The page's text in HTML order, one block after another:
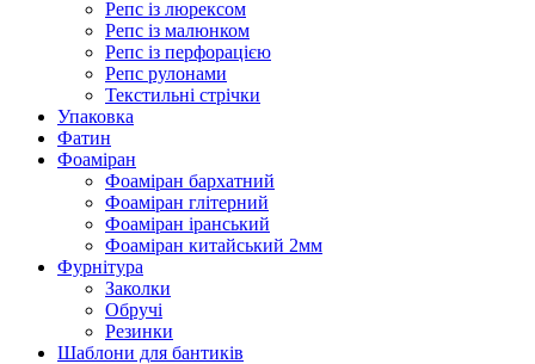
Репс із люрексом
Репс із малюнком
Репс із перфорацією
Репс рулонами
Текстильні стрічки
Упаковка
Фатин
Фоаміран
Фоаміран бархатний
Фоаміран глітерний
Фоаміран іранський
Фоаміран китайський 2мм
Фурнітура
Заколки
Обручі
Резинки
Шаблони для бантиків